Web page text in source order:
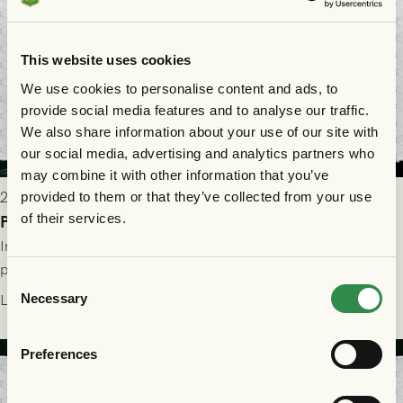
This website uses cookies
We use cookies to personalise content and ads, to
provide social media features and to analyse our traffic.
We also share information about your use of our site with
our social media, advertising and analytics partners who
may combine it with other information that you’ve
provided to them or that they’ve collected from your use
of their services.
Selection
Necessary
Preferences
2026-07-29 9:15
Publikinformation: FC Nordsjælland - GAIS 30/7
Information för dig som ska se FC Nordsjælland - GAIS på
plats på Right to Dream Park torsdagen den 30/7 kl. 19.00.
Läs mer